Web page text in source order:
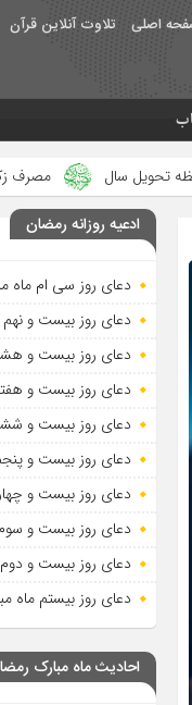
اصلی تلاوت آنلاین قرآن
مصرف زکات فطره در
ادعیه روزانه رمضان
دعای روز سی ام ماه
دعای روز بیست و
دعای روز بیست و
دعای روز بیست و
دعای روز بیست و
دعای روز بیست و
دعای روز بیست و
دعای روز بیست و
دعای روز بیست و
دعای روز بیستم ماه
احادیث ماه مبارک